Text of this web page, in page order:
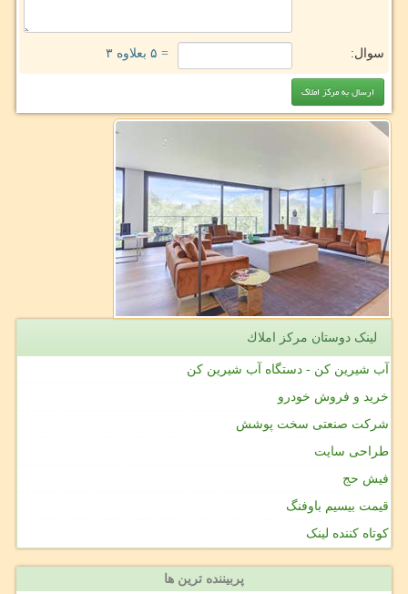
سوال: = ۵ بعلاوه ۳
لینک دوستان مركز املاك
آب شیرین کن - دستگاه آب شیرین کن
خرید و فروش خودرو
شرکت صنعتی سخت پوشش
طراحی سایت
فیش حج
قیمت بیسیم باوفنگ
کوتاه کننده لینک
پربیننده ترین ها